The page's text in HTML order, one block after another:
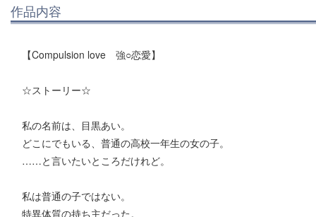
作品内容
【Compulsion love 強○恋愛】
☆ストーリー☆
私の名前は、目黒あい。
どこにでもいる、普通の高校一年生の女の子。
……と言いたいところだけれど。
私は普通の子ではない。
特異体質の持ち主だった。